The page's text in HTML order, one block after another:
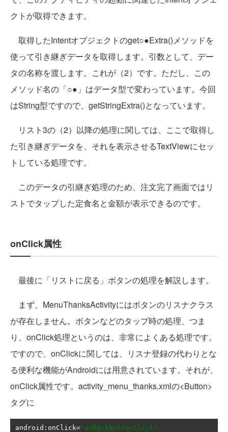
クトが取得できます。
取得したIntentオブジェクトのget○●Extra()メソッドを
使って引き継ぎデータを取得します。引数として、デー
タの名称を渡します。これが（2）です。ただし、この
メソッド名の「○●」はデータ型で変わっています。今回
はString型ですので、getStringExtra()となっています。
リスト3の（2）以降の処理に関しては、ここで取得し
た引き継ぎデータを、それを表示させるTextViewにセッ
トしている処理です。
このデータの引継ぎ処理のため、注文完了画面ではリ
ストでタップした定食名と金額が表示できるのです。
onClick属性
最後に「リストに戻る」ボタンの処理を解説します。
まず、MenuThanksActivityにはボタンのリスナクラス
が存在しません。ボタンなどのタップ時の処理、つま
り、onClick処理というのは、非常によくある処理です。
ですので、onClickに関しては、リスナ登録の代わりとな
る便利な機能がAndroidには用意されています。それが、
onClick属性です。activity_menu_thanks.xmlの<Button>
タグに
android : onClick="onBackButtonClick"